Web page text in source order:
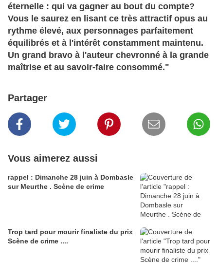
éternelle : qui va gagner au bout du compte?
Vous le saurez en lisant ce très attractif opus au
rythme élevé, aux personnages parfaitement
équilibrés et à l'intérêt constamment maintenu.
Un grand bravo à l'auteur chevronné à la grande
maîtrise et au savoir-faire consommé."
Partager
Vous aimerez aussi
rappel : Dimanche 28 juin à Dombasle
sur Meurthe . Scène de crime
Trop tard pour mourir finaliste du prix
Scène de crime ....